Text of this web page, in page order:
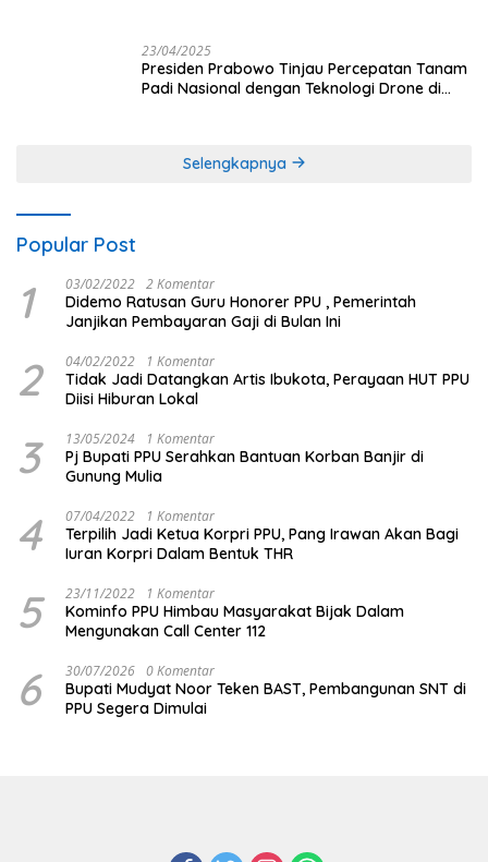
23/04/2025
Presiden Prabowo Tinjau Percepatan Tanam
Padi Nasional dengan Teknologi Drone di
Selengkapnya
Popular Post
1 03/02/2022 2 Komentar
Didemo Ratusan Guru Honorer PPU , Pemerintah
Janjikan Pembayaran Gaji di Bulan Ini
2 04/02/2022 1 Komentar
Tidak Jadi Datangkan Artis Ibukota, Perayaan HUT PPU
Diisi Hiburan Lokal
3 13/05/2024 1 Komentar
Pj Bupati PPU Serahkan Bantuan Korban Banjir di
Gunung Mulia
4 07/04/2022 1 Komentar
Terpilih Jadi Ketua Korpri PPU, Pang Irawan Akan Bagi
Iuran Korpri Dalam Bentuk THR
5 23/11/2022 1 Komentar
Kominfo PPU Himbau Masyarakat Bijak Dalam
Mengunakan Call Center 112
6 30/07/2026 0 Komentar
Bupati Mudyat Noor Teken BAST, Pembangunan SNT di
PPU Segera Dimulai